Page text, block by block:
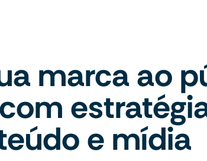
marca ao
e mídia